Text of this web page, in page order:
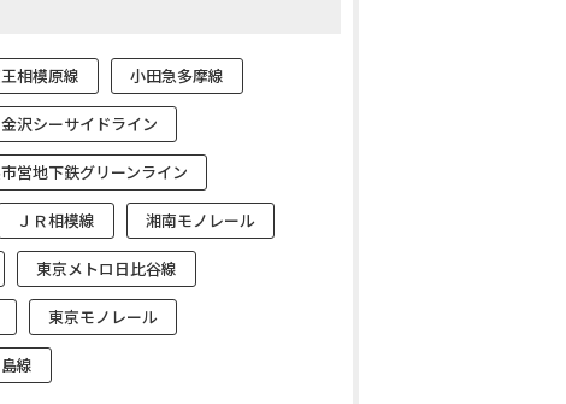
相模原線 小田急多摩線
金沢シーサイドライン
営地下鉄グリーンライン
ＪＲ相模線 湘南モノレール
東京メトロ日比谷線
東京モノレール
線